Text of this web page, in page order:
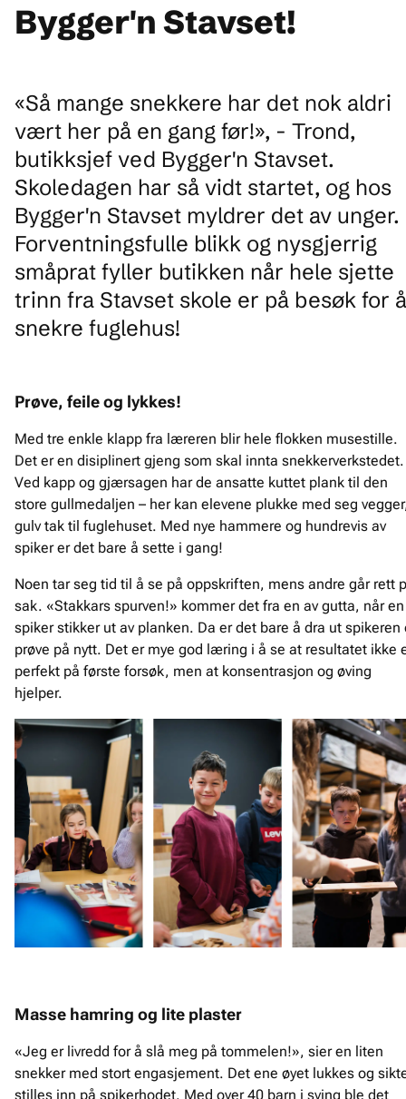
Bygger'n Stavset!
«Så mange snekkere har det nok aldri
vært her på en gang før!», - Trond,
butikksjef ved Bygger'n Stavset.
Skoledagen har så vidt startet, og hos
Bygger'n Stavset myldrer det av unger.
Forventningsfulle blikk og nysgjerrig
småprat fyller butikken når hele sjette
trinn fra Stavset skole er på besøk for å
snekre fuglehus!
Prøve, feile og lykkes!
Med tre enkle klapp fra læreren blir hele flokken musestille.
Det er en disiplinert gjeng som skal innta snekkerverkstedet.
Ved kapp og gjærsagen har de ansatte kuttet plank til den
store gullmedaljen – her kan elevene plukke med seg
gulv tak til fuglehuset. Med nye hammere og hundrevis av
spiker er det bare å sette i gang!
Noen tar seg tid til å se på oppskriften, mens andre går rett
sak. «Stakkars spurven!» kommer det fra en av gutta, når en
spiker stikker ut av planken. Da er det bare å dra ut spikeren
prøve på nytt. Det er mye god læring i å se at resultatet ikke
perfekt på første forsøk, men at konsentrasjon og øving
hjelper.
Masse hamring og lite plaster
«Jeg er livredd for å slå meg på tommelen!», sier en liten
snekker med stort engasjement. Det ene øyet lukkes og
stilles inn på spikerhodet. Med over 40 barn i sving ble det